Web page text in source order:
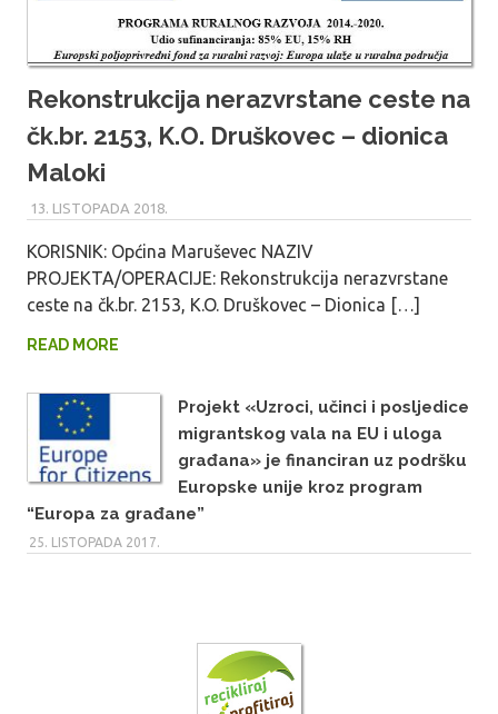
Rekonstrukcija nerazvrstane ceste na
čk.br. 2153, K.O. Druškovec – dionica
Maloki
13. LISTOPADA 2018.
KORISNIK: Općina Maruševec NAZIV
PROJEKTA/OPERACIJE: Rekonstrukcija nerazvrstane
ceste na čk.br. 2153, K.O. Druškovec – Dionica […]
READ MORE
Projekt «Uzroci, učinci i posljedice
migrantskog vala na EU i uloga
građana» je financiran uz podršku
Europske unije kroz program
“Europa za građane”
25. LISTOPADA 2017.